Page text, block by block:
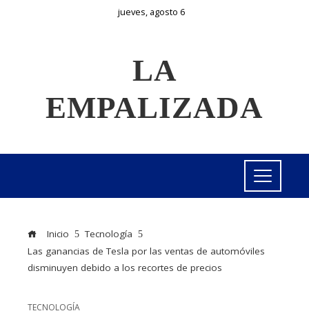
jueves, agosto 6
LA
EMPALIZADA
Inicio
Tecnología
Las ganancias de Tesla por las ventas de automóviles
disminuyen debido a los recortes de precios
TECNOLOGÍA